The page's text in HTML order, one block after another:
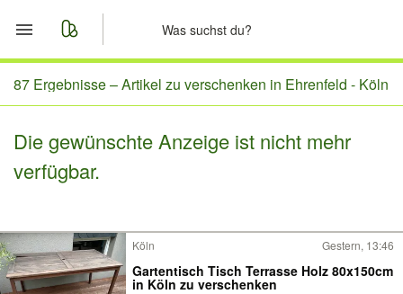
Start
Nachrichten
87 Ergebnisse –Artikel zu verschenken in Ehrenfeld - Köln
Die gewünschte Anzeige ist nicht mehr
verfügbar.
Köln Gestern, 13:46
Gartentisch Tisch Terrasse Holz 80x150cm
in Köln zu verschenken